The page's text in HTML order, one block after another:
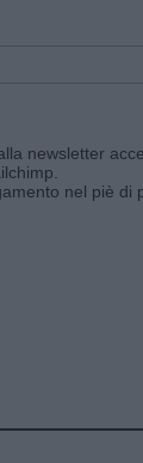
newsletter
nel piè di